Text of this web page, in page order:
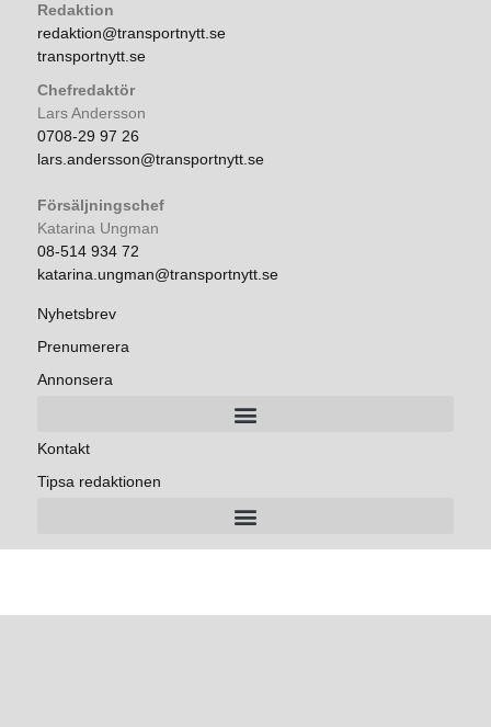
Redaktion
redaktion@transportnytt.se
transportnytt.se
Chefredaktör
Lars Andersson
0708-29 97 26
lars.andersson@transportnytt.se
Försäljningschef
Katarina Ungman
08-514 934 72
katarina.ungman@transportnytt.se
Nyhetsbrev
Prenumerera
Annonsera
Kontakt
Tipsa redaktionen